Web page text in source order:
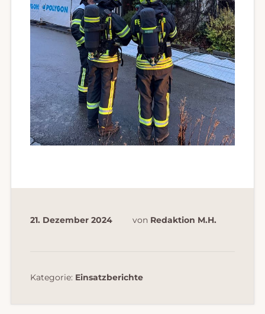
21. Dezember 2024 von Redaktion M.H.
Kategorie: Einsatzberichte